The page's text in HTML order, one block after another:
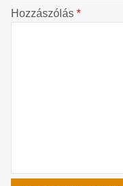
Hozzászólás *